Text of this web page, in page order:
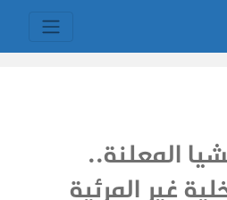
المعلنة..
غير المرئية